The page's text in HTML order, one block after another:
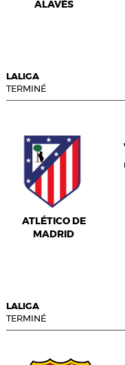
ALAVÉS
LALIGA
TERMINÉ
ATLÉTICO DE
MADRID
LALIGA
TERMINÉ